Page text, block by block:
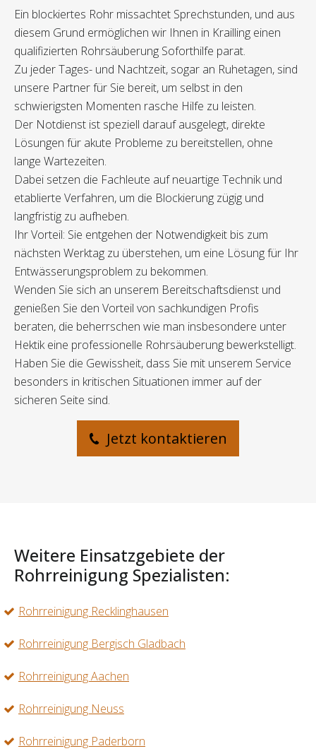
Ein blockiertes Rohr missachtet Sprechstunden, und aus
diesem Grund ermöglichen wir Ihnen in Krailling einen
qualifizierten Rohrsäuberung Soforthilfe parat.
Zu jeder Tages- und Nachtzeit, sogar an Ruhetagen, sind
unsere Partner für Sie bereit, um selbst in den
schwierigsten Momenten rasche Hilfe zu leisten.
Der Notdienst ist speziell darauf ausgelegt, direkte
Lösungen für akute Probleme zu bereitstellen, ohne
lange Wartezeiten.
Dabei setzen die Fachleute auf neuartige Technik und
etablierte Verfahren, um die Blockierung zügig und
langfristig zu aufheben.
Ihr Vorteil: Sie entgehen der Notwendigkeit bis zum
nächsten Werktag zu überstehen, um eine Lösung für Ihr
Entwässerungsproblem zu bekommen.
Wenden Sie sich an unserem Bereitschaftsdienst und
genießen Sie den Vorteil von sachkundigen Profis
beraten, die beherrschen wie man insbesondere unter
Hektik eine professionelle Rohrsäuberung bewerkstelligt.
Haben Sie die Gewissheit, dass Sie mit unserem Service
besonders in kritischen Situationen immer auf der
sicheren Seite sind.
Jetzt kontaktieren
Weitere Einsatzgebiete der
Rohrreinigung Spezialisten:
Rohrreinigung Recklinghausen
Rohrreinigung Bergisch Gladbach
Rohrreinigung Aachen
Rohrreinigung Neuss
Rohrreinigung Paderborn